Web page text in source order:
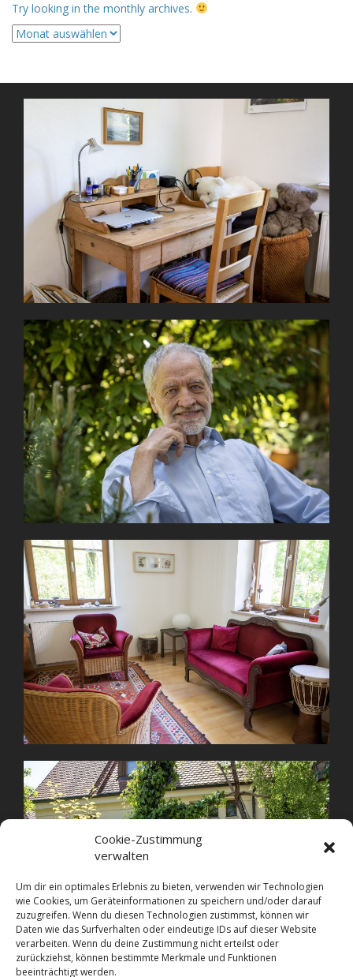
Cookie-Zustimmung
verwalten
Um dir ein optimales Erlebnis zu bieten, verwenden wir Technologien
wie Cookies, um Geräteinformationen zu speichern und/oder darauf
zuzugreifen. Wenn du diesen Technologien zustimmst, können wir
Daten wie das Surfverhalten oder eindeutige IDs auf dieser Website
verarbeiten. Wenn du deine Zustimmung nicht erteilst oder
zurückziehst, können bestimmte Merkmale und Funktionen
beeinträchtigt werden.
Try looking in the monthly archives.
Archive